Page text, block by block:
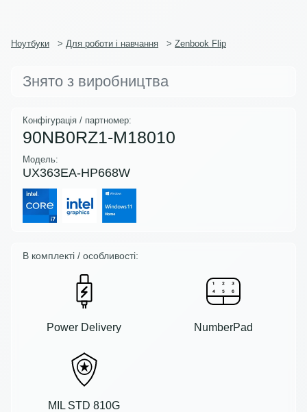
Ноутбуки > Для роботи і навчання > Zenbook Flip
Знято з виробництва
Конфігурація / партномер:
90NB0RZ1-M18010
Модель:
UX363EA-HP668W
В комплекті / особливості:
Power Delivery NumberPad
MIL STD 810G